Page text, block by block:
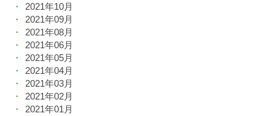
2021年10月
2021年09月
2021年08月
2021年06月
2021年05月
2021年04月
2021年03月
2021年02月
2021年01月